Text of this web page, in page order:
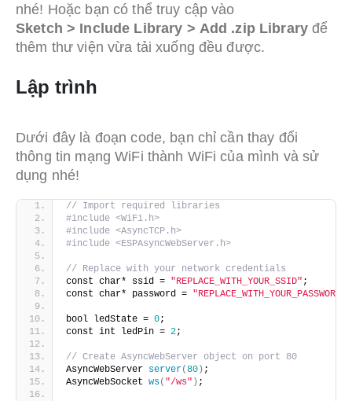
nhé! Hoặc bạn có thể truy cập vào
Sketch > Include Library > Add .zip Library để
thêm thư viện vừa tải xuống đều được.
Lập trình
Dưới đây là đoạn code, bạn chỉ cần thay đổi
thông tin mạng WiFi thành WiFi của mình và sử
dụng nhé!
// Import required libraries
#include <WiFi.h>
#include <AsyncTCP.h>
#include <ESPAsyncWebServer.h>
// Replace with your network credentials
const char* ssid = "REPLACE_WITH_YOUR_SSID" ;
const char* password = "REPLACE_WITH_YOUR_PASSWORD"
bool ledState = 0;
const int ledPin = 2;
// Create AsyncWebServer object on port 80
AsyncWebServer server(80 ) ;
AsyncWebSocket ws( "/ws" ) ;